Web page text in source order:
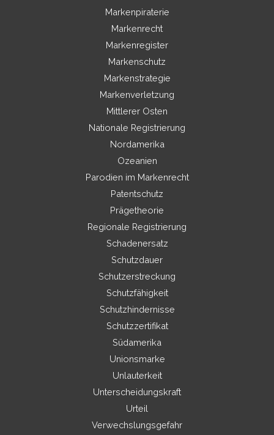
Markenpiraterie
Markenrecht
Markenregister
Markenschutz
Markenstrategie
Markenverletzung
Mittlerer Osten
Nationale Registrierung
Nordamerika
Ozeanien
Parodien im Markenrecht
Patentschutz
Prägetheorie
Regionale Registrierung
Schadenersatz
Schutzdauer
Schutzerstreckung
Schutzfähigkeit
Schutzhindernisse
Schutzzertifikat
Südamerika
Unionsmarke
Unlauterkeit
Unterscheidungskraft
Urteil
Verwechslungsgefahr